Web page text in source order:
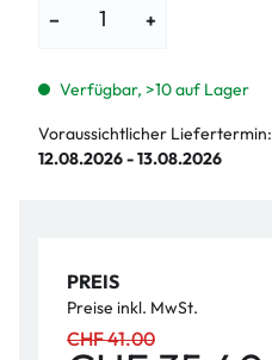
− +
Verfügbar, >10 auf Lager
Voraussichtlicher Liefertermin:
12.08.2026 - 13.08.2026
PREIS
Preise inkl. MwSt.
CHF 41.00